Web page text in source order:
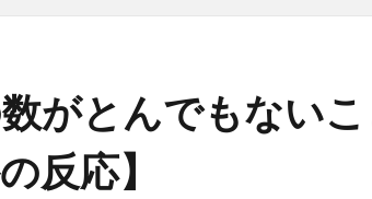
がとんでもない
反応】